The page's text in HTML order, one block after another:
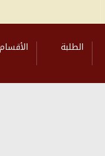
الطلبة